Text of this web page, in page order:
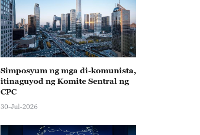
Simposyum ng mga di-komunista,
itinaguyod ng Komite Sentral ng
CPC
30-Jul-2026